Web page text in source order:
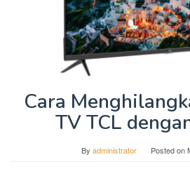
Cara
TV TCL
By administrator Posted on